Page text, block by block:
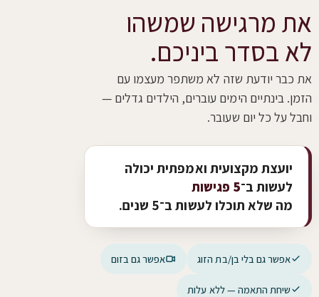
את מרגישה שמשהו
לא בסדר ביניכם.
את כבר יודעת שזה לא משתפר מעצמו עם
הזמן. בינתיים הימים עוברים, הילדים גדלים —
וחבל על כל יום שעובר.
יועצת מקצועית ואמפתית יכולה
לעשות ב־5 פגישות
מה שלא תוכלו לעשות ב־5 שנים.
אפשר גם בלי בן/בת הזוג אפשר גם בזום
שיחת התאמה — ללא עלות